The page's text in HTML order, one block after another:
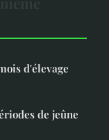
d'élevage
de jeûne